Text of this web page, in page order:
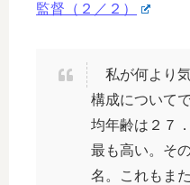
監督（２／２）
私が何より
構成について
均年齢は２７
最も高い。そ
名。これもま